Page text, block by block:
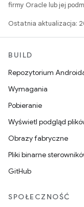
firmy Oracle lub jej
Ostatnia aktualizacja:
BUILD
Repozytorium
Wymagania
Pobieranie
Wyświetl podgląd
Obrazy fabryczne
Pliki binarne
GitHub
SPOŁECZNOŚĆ